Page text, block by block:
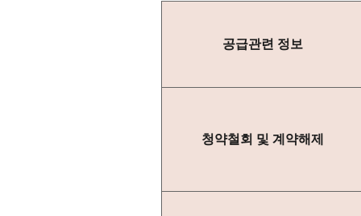
공급관련 정보
청약철회 및 계약해제